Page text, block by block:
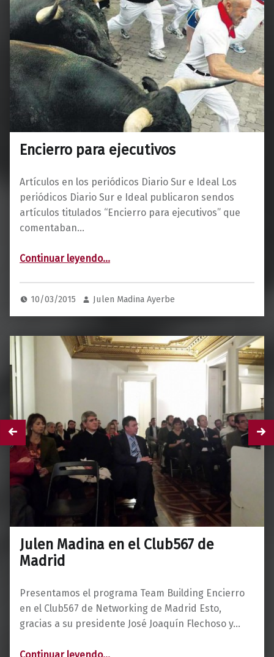
Encierro para ejecutivos
Artículos en los periódicos Diario Sur e Ideal Los
periódicos Diario Sur e Ideal publicaron sendos
artículos titulados “Encierro para ejecutivos” que
comentaban…
Continuar leyendo…
10/03/2015 Julen Madina Ayerbe
Julen Madina en el Club567 de
Madrid
Presentamos el programa Team Building Encierro
en el Club567 de Networking de Madrid Esto,
gracias a su presidente José Joaquín Flechoso y…
Continuar leyendo“Julen Madina en el Club567 de Madrid”
…